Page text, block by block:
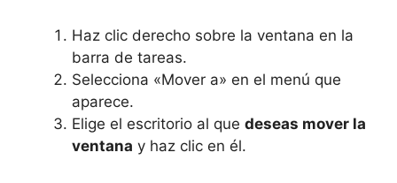
Haz clic derecho sobre la ventana en la
barra de tareas.
Selecciona «Mover a» en el menú que
aparece.
Elige el escritorio al que deseas mover la
ventana y haz clic en él.